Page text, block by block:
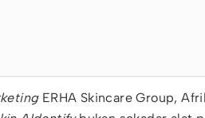
ERHA Skincare Group,